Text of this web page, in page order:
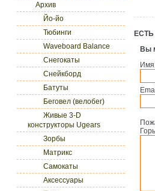
Архив
Йо-йо
Тюбинги
Waveboard Balance
Снегокаты
Снейкборд
Батуты
Беговел (велобег)
Живые 3-D
конструкторы Ugears
Зорбы
Матрикс
Самокаты
Аксессуары
Вы